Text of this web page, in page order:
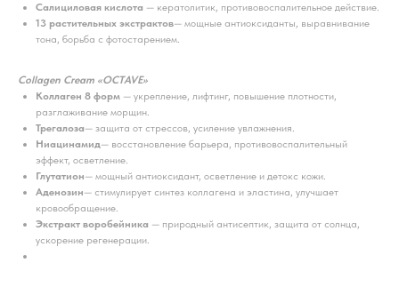
Салициловая кислота — кератолитик, противовоспалительное действие.
13 растительных экстрактов— мощные антиоксиданты, выравнивание
тона, борьба с фотостарением.
Collagen Cream «OCTAVE»
Коллаген 8 форм — укрепление, лифтинг, повышение плотности,
разглаживание морщин.
Трегалоза— защита от стрессов, усиление увлажнения.
Ниацинамид— восстановление барьера, противовоспалительный
эффект, осветление.
Глутатион— мощный антиоксидант, осветление и детокс кожи.
Аденозин— стимулирует синтез коллагена и эластина, улучшает
кровообращение.
Экстракт воробейника — природный антисептик, защита от солнца,
ускорение регенерации.